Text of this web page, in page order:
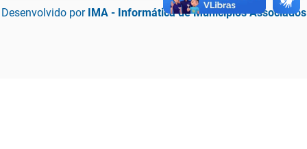
Desenvolvido por IMA - Informática de Municípios Associados